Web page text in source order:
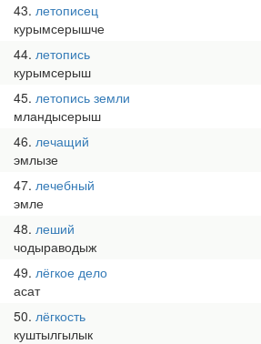
43 летописец
курымсерышче
44 летопись
курымсерыш
45 летопись земли
мландысерыш
46 лечащий
эмлызе
47 лечебный
эмле
48 леший
чодыраводыж
49 лёгкое дело
асат
50 лёгкость
куштылгылык